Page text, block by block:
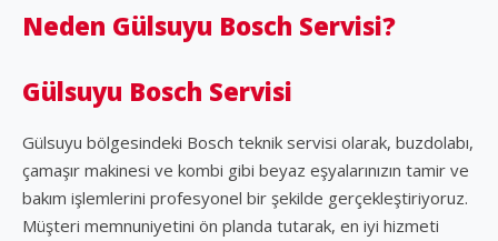
Neden Gülsuyu Bosch Servisi?
Gülsuyu Bosch Servisi
Gülsuyu bölgesindeki Bosch teknik servisi olarak, buzdolabı,
çamaşır makinesi ve kombi gibi beyaz eşyalarınızın tamir ve
bakım işlemlerini profesyonel bir şekilde gerçekleştiriyoruz.
Müşteri memnuniyetini ön planda tutarak, en iyi hizmeti